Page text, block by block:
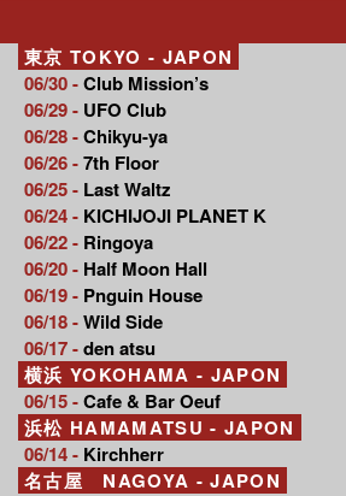
東京 TOKYO - JAPON
06/30 -Club Mission’s
06/29 - UFO Club
06/28 -Chikyu-ya
06/26 -7th Floor
06/25 - Last Waltz
06/24 - KICHIJOJI PLANET K
06/22 - Ringoya
06/20 - Half Moon Hall
06/19 - Pnguin House
06/18 -Wild Side
06/17 -den atsu
横浜 YOKOHAMA - JAPON
06/15 -Cafe & Bar Oeuf
浜松 HAMAMATSU - JAPON
06/14 - Kirchherr
名古屋 NAGOYA - JAPON